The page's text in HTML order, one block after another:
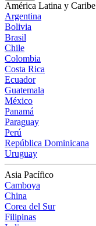
América Latina y Caribe
Argentina
Bolivia
Brasil
Chile
Colombia
Costa Rica
Ecuador
Guatemala
México
Panamá
Paraguay
Perú
República Dominicana
Uruguay
Asia Pacífico
Camboya
China
Corea del Sur
Filipinas